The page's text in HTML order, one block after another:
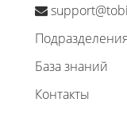
Подразделения
База знаний
Контакты